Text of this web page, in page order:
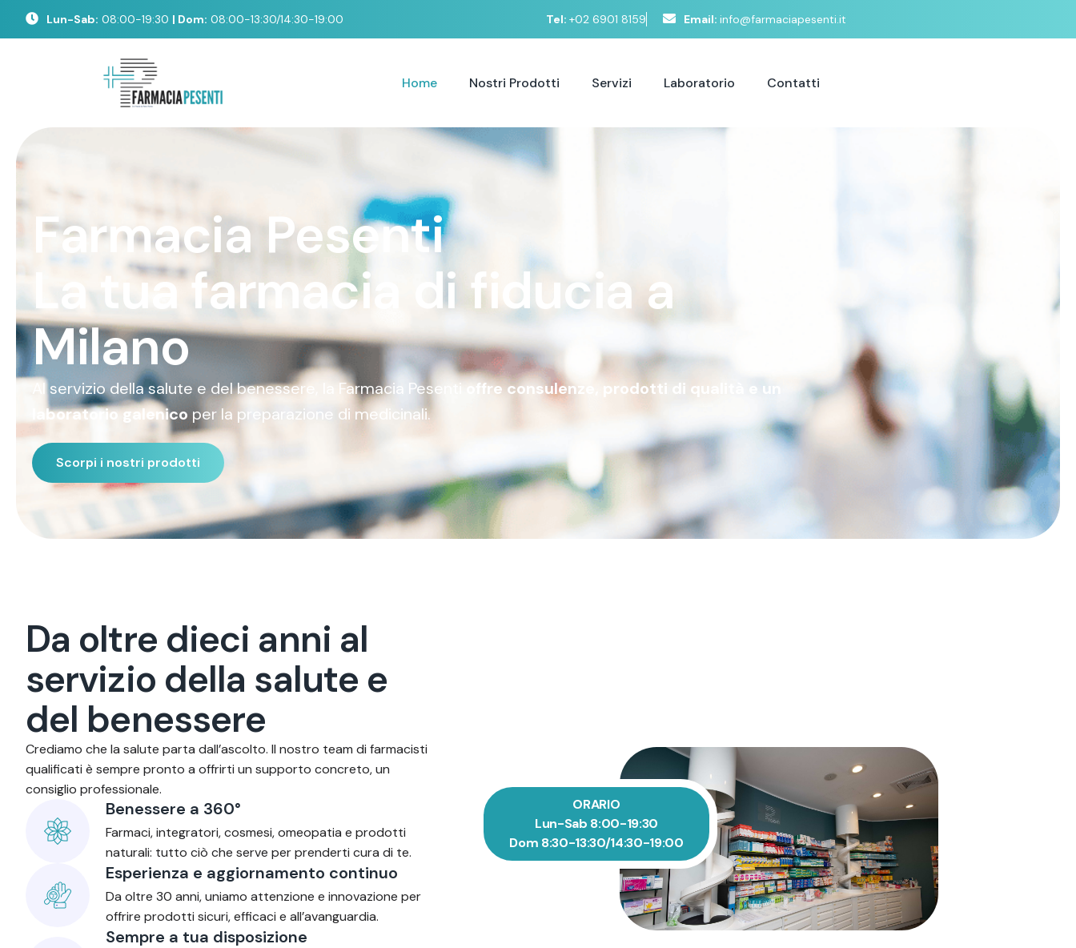
Lun-Sab: 08:00-19:30 | Dom: 08:00-13:30/14:30-19:00 Tel: +02 6901 8159 Email: info@farmaciapesenti.it
Home Nostri Prodotti Servizi Laboratorio Contatti
FarmaciaPesenti
L
uafarmaci di fiduci a a
Milano
Al servizio della salute e del benessere, la Farmacia Pesentioffre consulenze, prodotti di qualità e un
laboratorio galenicoper la preparazione di medicinali.
Scorpi i nostri prodotti
Da oltre dieci anni al
servizio della salute e
del benessere
Crediamo che la salute parta dall’ascolto. Il nostro team di farmacisti
qualificati è sempre pronto a offrirti un supporto concreto, un
consiglio professionale.
Benessere a 360°
Farmaci, integratori, cosmesi, omeopatia e prodotti
naturali: tutto ciò che serve per prenderti cura di te.
Esperienza e aggiornamento continuo
Da oltre 30 anni, uniamo attenzione e innovazione per
offrire prodotti sicuri, efficaci e all’avanguardia.
Sempre a tua disposizione
ORARIO
Lun-Sab 8:00-19:30
Dom 8:30-13:30/14:30-19:00